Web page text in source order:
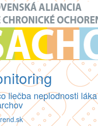
liečba neplodnosti láka